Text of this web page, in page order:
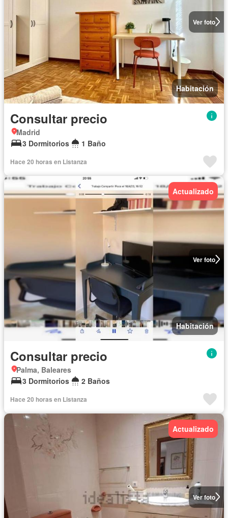
Ver foto
Habitación
Consultar precio
Madrid
3 Dormitorios
1 Baño
Hace 20 horas en Listanza
Ver foto
Actualizado
Habitación
Consultar precio
Palma, Baleares
3 Dormitorios
2 Baños
Hace 20 horas en Listanza
Ver foto
Actualizado